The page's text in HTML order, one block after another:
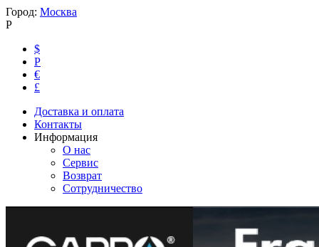
Город: Москва
Р
$
Р
€
£
Доставка и оплата
Контакты
Информация
О нас
Сервис
Возврат
Сотрудничество